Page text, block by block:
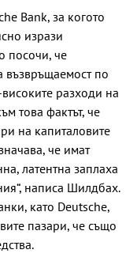
Bank, за когото
изрази
посочи, че
възвръщаемост по
разходи на
това фактът, че
на капиталовите
че имат
латентна заплаха
написа Шилдбах.
като Deutsche,
пазари, че също